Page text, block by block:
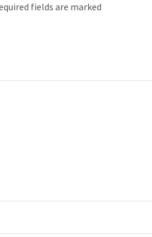
fields are marked